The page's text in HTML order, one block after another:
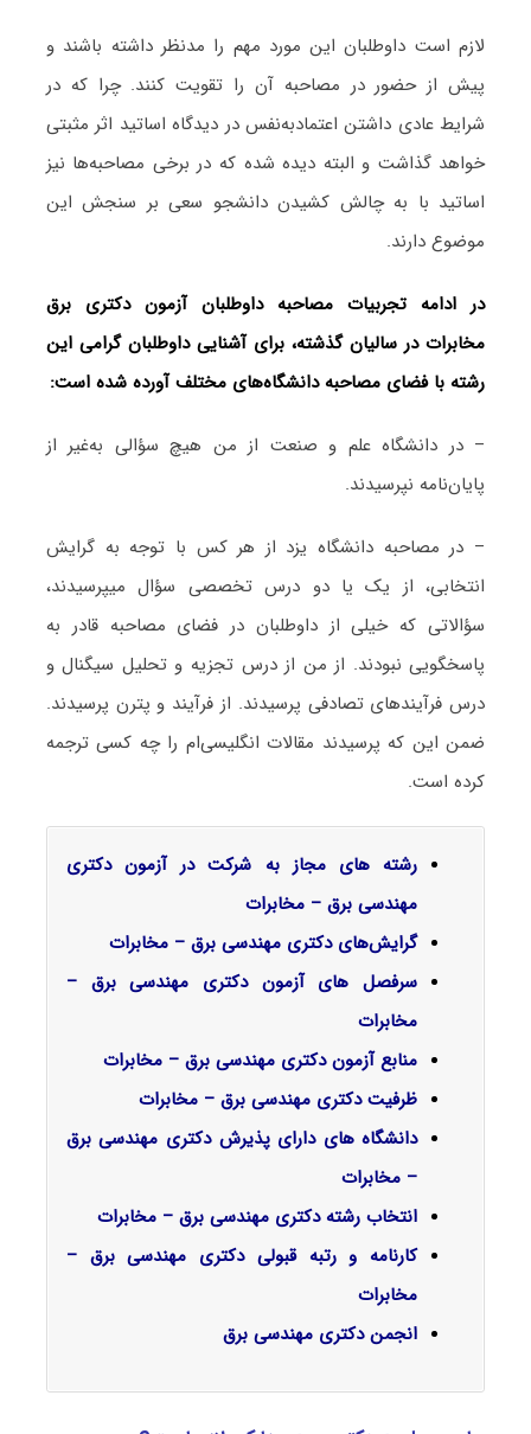
لازم است داوطلبان این مورد مهم را مدنظر داشته باشند و
پیش از حضور در مصاحبه آن را تقویت کنند. چرا که در
شرایط عادی داشتن اعتمادبه‌نفس در دیدگاه اساتید اثر مثبتی
خواهد گذاشت و البته دیده شده که در برخی مصاحبه‌ها نیز
اساتید با به چالش کشیدن دانشجو سعی بر سنجش این
موضوع دارند.
در ادامه تجربیات مصاحبه داوطلبان آزمون دکتری برق
مخابرات در سالیان گذشته، برای آشنایی داوطلبان گرامی این
رشته با فضای مصاحبه دانشگاه‌های مختلف آورده شده است:
– در دانشگاه علم و صنعت از من هیچ سؤالی به‌غیر از
پایان‌نامه نپرسیدند.
– در مصاحبه دانشگاه یزد از هر کس با توجه به گرایش
انتخابی، از یک یا دو درس تخصصی سؤال می‎پرسیدند،
سؤالاتی که خیلی از داوطلبان در فضای مصاحبه قادر به
پاسخگویی نبودند. از من از درس تجزیه و تحلیل سیگنال و
درس فرآیندهای تصادفی پرسیدند. از فرآیند و پترن پرسیدند.
ضمن این که پرسیدند مقالات انگلیسی‌ام را چه کسی ترجمه
کرده است.
رشته های مجاز به شرکت در آزمون دکتری
مهندسی برق – مخابرات
گرایش‌های دکتری مهندسی برق – مخابرات
سرفصل‌ های آزمون دکتری مهندسی برق –
مخابرات
منابع آزمون دکتری مهندسی برق – مخابرات
ظرفیت دکتری مهندسی برق – مخابرات
دانشگاه های دارای پذیرش دکتری مهندسی برق
– مخابرات
انتخاب رشته دکتری مهندسی برق – مخابرات
کارنامه و رتبه قبولی دکتری مهندسی برق –
مخابرات
انجمن دکتری مهندسی برق